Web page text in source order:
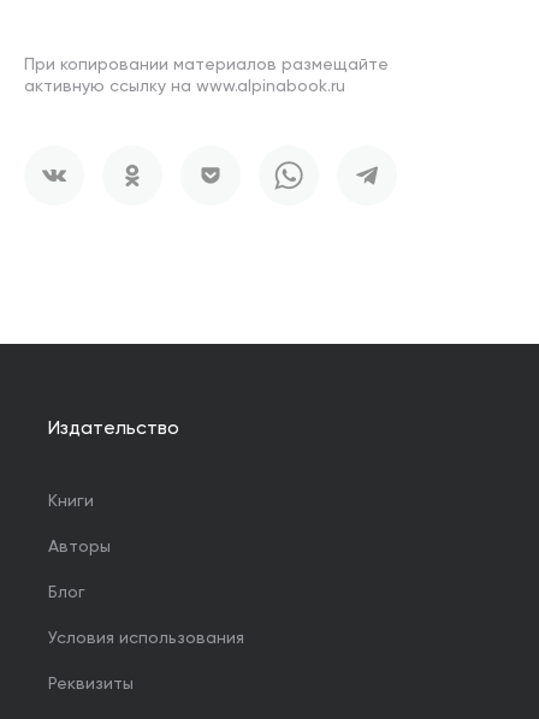
При копировании материалов размещайте
активную ссылку на www.alpinabook.ru
Издательство
Книги
Авторы
Блог
Условия использования
Реквизиты